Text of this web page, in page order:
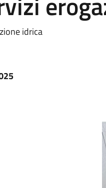
idrica